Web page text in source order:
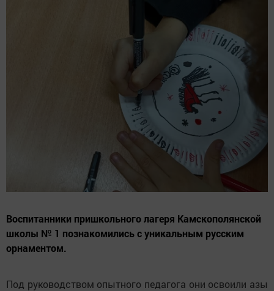
Воспитанники пришкольного лагеря Камскополянской
школы № 1 познакомились с уникальным русским
орнаментом.
Под руководством опытного педагога они освоили азы